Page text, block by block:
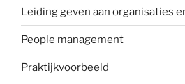
Leiding geven aan organisaties
People management
Praktijkvoorbeeld